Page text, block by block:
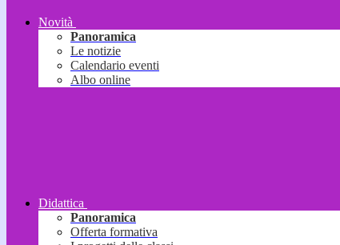
Novità
Panoramica
Le notizie
Calendario eventi
Albo online
Didattica
Panoramica
Offerta formativa